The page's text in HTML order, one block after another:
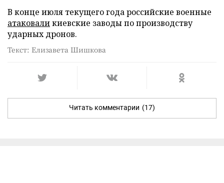
В конце июля текущего года российские военные
атаковаликиевские заводы по производству
ударных дронов.
Текст: Елизавета Шишкова
Читать комментарии (17)